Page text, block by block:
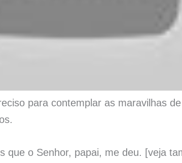
para contemplar as maravilhas
que o Senhor, papai, me deu. [veja